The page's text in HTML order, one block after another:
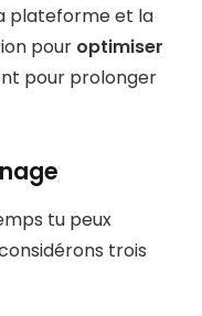
plateforme et la
pour optimiser
pour prolonger
tu peux
trois